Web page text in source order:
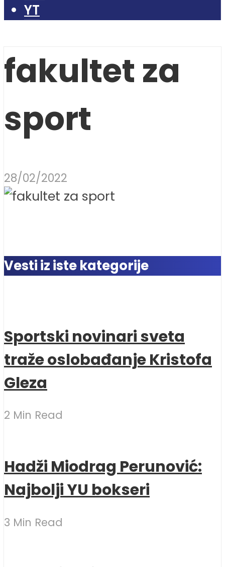
YT
fakultet za
sport
28/02/2022
Vesti iz iste kategorije
Sportski novinari sveta
traže oslobađanje Kristofa
Gleza
2 Min Read
Hadži Miodrag Perunović:
Najbolji YU bokseri
3 Min Read